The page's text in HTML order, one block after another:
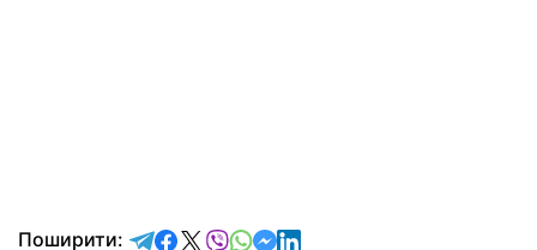
Поширити: відправити у Telegram
поділитись у Facebook
поділитись у X
відправити у Viber
відправити у Whatsapp
відправити у Messenger
відправити у LinkedIn